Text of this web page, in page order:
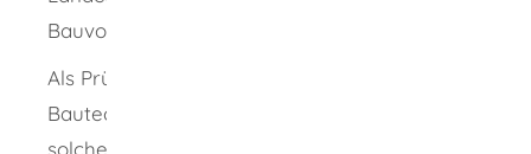
Bauvorhaben vorgesehen ist.
Als Prüfingenieurin oder Prüfingenieur für
Bautechnik darf nur tätig werden, wer als
solcher durch die oberste Baurechtsbehörde